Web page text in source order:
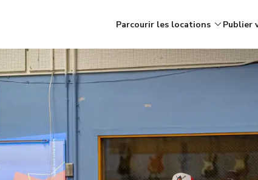
Parcourir les locations Publier